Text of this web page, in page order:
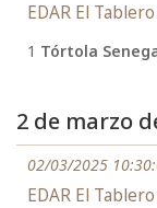
EDAR El
1 Tórtola
2 de marzo
02/03/2025
EDAR El